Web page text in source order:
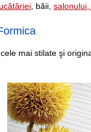
, băii,
mai stilate şi